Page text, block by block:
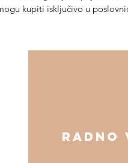
kupiti isključivo u
RADNO